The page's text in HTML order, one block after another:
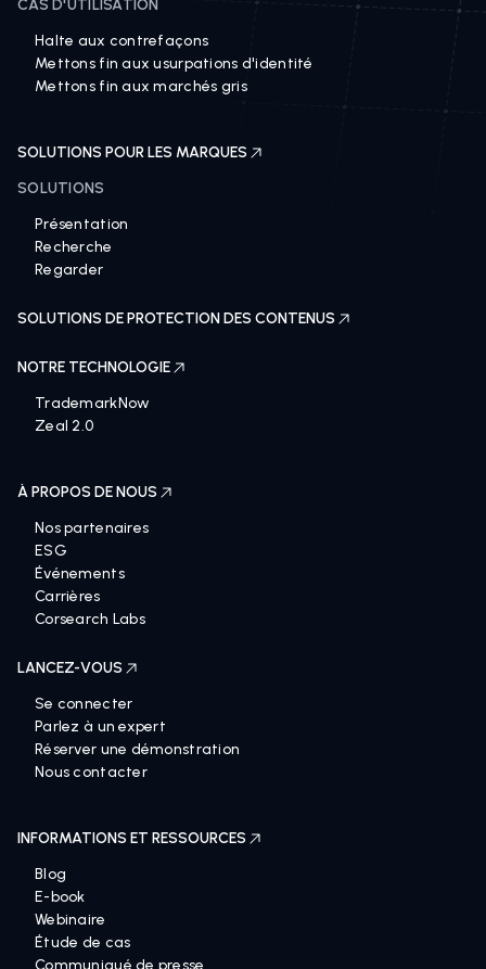
CAS D'UTILISATION
Halte aux contrefaçons
Mettons fin aux usurpations d'identité
Mettons fin aux marchés gris
SOLUTIONS POUR LES MARQUES
SOLUTIONS
Présentation
Recherche
Regarder
SOLUTIONS DE PROTECTION DES CONTENUS
NOTRE TECHNOLOGIE
TrademarkNow
Zeal 2.0
À PROPOS DE NOUS
Nos partenaires
ESG
Événements
Carrières
Corsearch Labs
LANCEZ-VOUS
Se connecter
Parlez à un expert
Réserver une démonstration
Nous contacter
INFORMATIONS ET RESSOURCES
Blog
E-book
Webinaire
Étude de cas
Communiqué de presse